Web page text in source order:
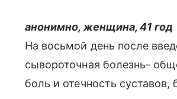
анонимно, женщина, 41 год
На восьмой день после
сывороточная болезнь-
боль и отечность